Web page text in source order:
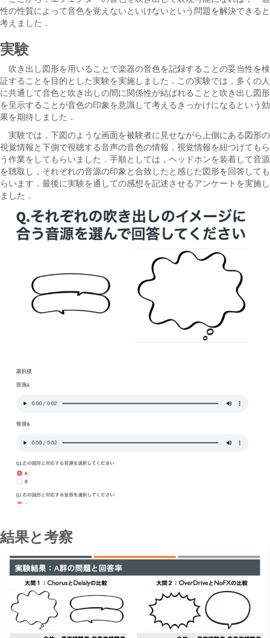
性の性質によって音色を覚えないといけないという問題を解決できると
考えました．
実験
吹き出し図形を用いることで楽器の音色を記録することの妥当性を検
証することを目的とした実験を実施しました．この実験では，多くの人
に共通して音色と吹き出しの間に関係性が結ばれることと吹き出し図形
を呈示することが音色の印象を意識して考えるきっかけになるという効
果を期待しました．
実験では，下図のような画面を被験者に見せながら上側にある図形の
視覚情報と下側で視聴する音声の音色の情報，視覚情報を紐つけてもら
う作業をしてもらいました．手順としては，ヘッドホンを装着して音源
を聴取し，それぞれの音源の印象と合致したと感じた図形を回答しても
らいます．最後に実験を通しての感想を記述させるアンケートを実施し
ました．
結果と考察